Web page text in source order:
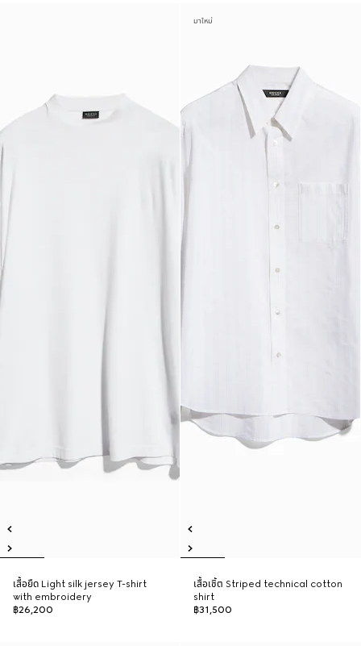
เสื้อยืด Light silk jersey T-shirt
with embroidery
฿26,200
มาใหม่
เสื้อเชิ้ต Striped technical cotton
shirt
฿31,500